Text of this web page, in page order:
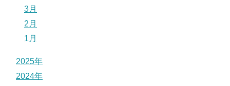
3月
2月
1月
2025年
2024年